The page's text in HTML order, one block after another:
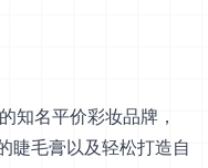
知名平价彩妆品牌，
睫毛膏以及轻松打造自